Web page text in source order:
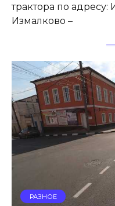
трактора по
Измалково –
РАЗНОЕ